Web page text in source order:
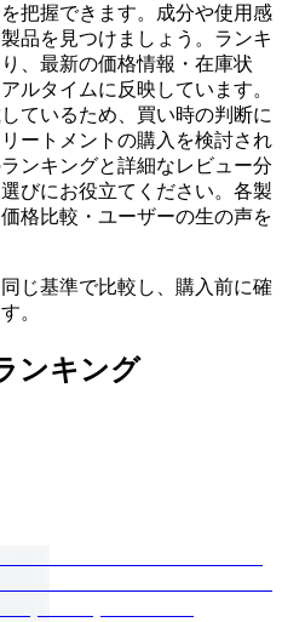
把握できます。成分や使用感
品を見つけましょう。ランキ
、最新の価格情報・在庫状
ルタイムに反映しています。
ているため、買い時の判断に
ートメントの購入を検討され
ンキングと詳細なレビュー分
びにお役立てください。各製
格比較・ユーザーの生の声を
じ基準で比較し、購入前に確
。
ンキング